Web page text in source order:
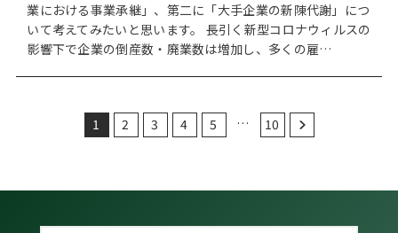
業における事業承継」、第二に「大手企業の新陳代謝」につ
いて考えてみたいと思います。 長引く新型コロナウィルスの
影響下で企業の倒産数・廃業数は増加し、多くの雇…
1 2 3 4 5 … 10